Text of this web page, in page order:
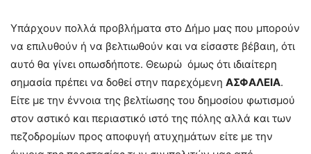
Υπάρχουν πολλά προβλήματα στο Δήμο μας που μπορούν
να επιλυθούν ή να βελτιωθούν και να είσαστε βέβαιη, ότι
αυτό θα γίνει οπωσδήποτε. Θεωρώ όμως ότι ιδιαίτερη
σημασία πρέπει να δοθεί στην παρεχόμενη ΑΣΦΑΛΕΙΑ.
Είτε με την έννοια της βελτίωσης του δημοσίου φωτισμού
στον αστικό και περιαστικό ιστό της πόλης αλλά και των
πεζοδρομίων προς αποφυγή ατυχημάτων είτε με την